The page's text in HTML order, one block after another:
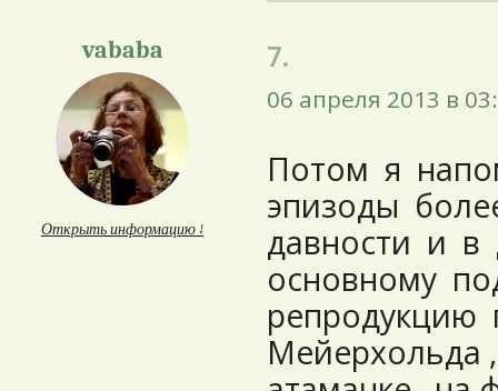
vababa
Открыть информацию ↓
7.
06 апреля 2013 в
Потом я
эпизоды
давности и в
основному
репродукцию